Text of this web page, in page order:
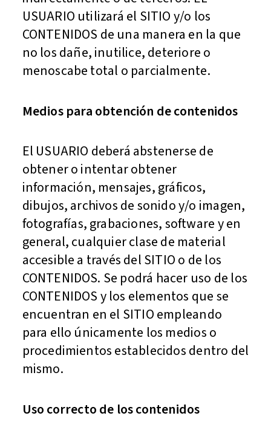
USUARIO utilizará el SITIO y/o los
CONTENIDOS de una manera en la que
no los dañe, inutilice, deteriore o
menoscabe total o parcialmente.
Medios para obtención de contenidos
El USUARIO deberá abstenerse de
obtener o intentar obtener
información, mensajes, gráficos,
dibujos, archivos de sonido y/o imagen,
fotografías, grabaciones, software y en
general, cualquier clase de material
accesible a través del SITIO o de los
CONTENIDOS. Se podrá hacer uso de los
CONTENIDOS y los elementos que se
encuentran en el SITIO empleando
para ello únicamente los medios o
procedimientos establecidos dentro del
mismo.
Uso correcto de los contenidos